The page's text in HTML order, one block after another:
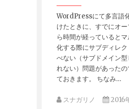
WordPressにて多言語
けたときに、すでにオ
ら時間が経っているとマ
化する際にサブディレ
べない（サブドメイン型
れない）問題があったの
ておきます。 ちなみ…
スナガリノ 2016